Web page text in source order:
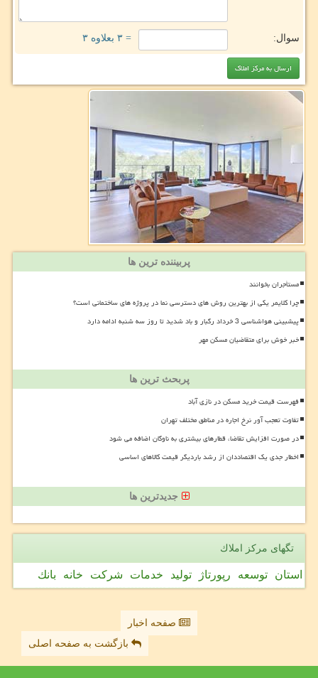
سوال: = ۳ بعلاوه ۳
پربیننده ترین ها
مستأجران بخوانند
چرا کلایمر یکی از بهترین روش های دسترسی نما در پروژه های ساختمانی است؟
پیشبینی هواشناسی 3 خرداد رگبار و باد شدید تا روز سه شنبه ادامه دارد
خبر خوش برای متقاضیان مسکن مهر
پربحث ترین ها
فهرست قیمت خرید مسکن در نازی آباد
تفاوت تعجب آور نرخ اجاره در مناطق مختلف تهران
در صورت افزایش تقاضا، قطارهای بیشتری به ناوگان اضافه می شود
اخطار جدی یک اقتصاددان از رشد باردیگر قیمت کالاهای اساسی
جدیدترین ها
تگهای مركز املاك
استان توسعه رپورتاژ تولید خدمات شركت خانه بانك
صفحه اخبار
بازگشت به صفحه اصلی